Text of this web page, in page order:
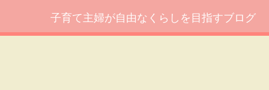
子育て主婦が自由なくらしを目指すブログ